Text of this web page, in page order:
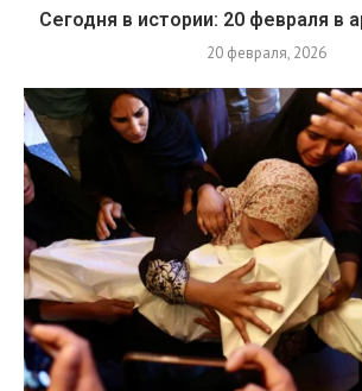
Сегодня в истории: 20 февраля в
20 февраля, 2026